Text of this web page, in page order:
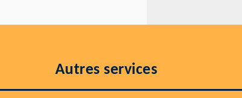
Autres services